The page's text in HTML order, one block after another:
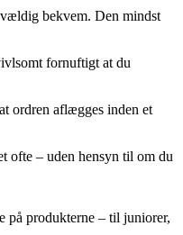
bekvem. Den mindst
fornuftigt at du
ordren aflægges inden et
ofte – uden hensyn til om du
på produkterne – til juniorer,